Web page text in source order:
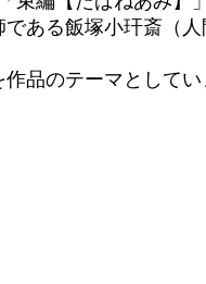
ある飯塚小玕斎（
品のテーマとしてい